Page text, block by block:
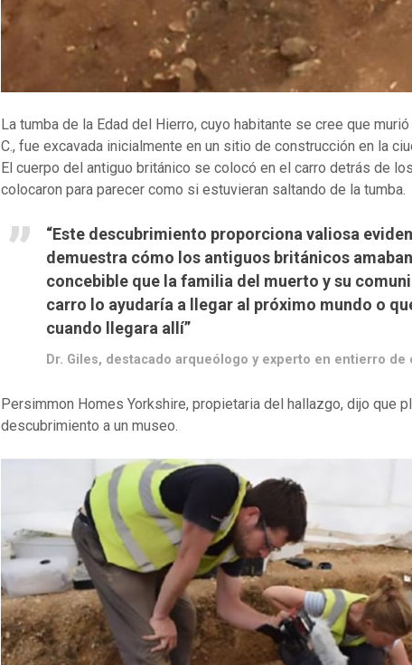
La tumba de la Edad del Hierro, cuyo habitante se cree que
C., fue excavada inicialmente en un sitio de construcción en la
El cuerpo del antiguo británico se colocó en el carro detrás de
colocaron para parecer como si estuvieran saltando de la tumba.
“Este descubrimiento proporciona valiosa
demuestra cómo los antiguos británicos
concebible que la familia del muerto y su
carro lo ayudaría a llegar al próximo mundo o
cuando llegara allí”
Dr. Giles, destacado arqueólogo y experto en entierro de
Persimmon Homes Yorkshire, propietaria del hallazgo, dijo que
descubrimiento a un museo.